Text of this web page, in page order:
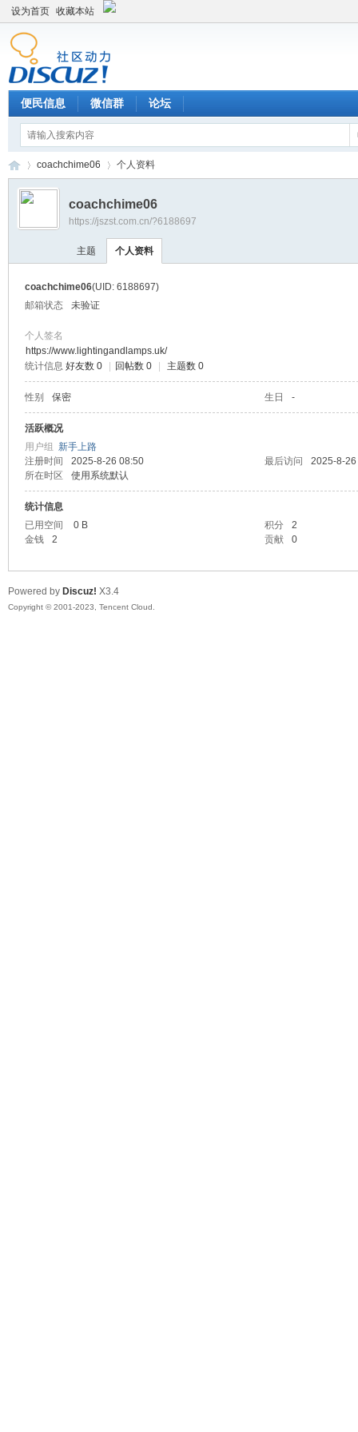
设为首页 收藏本站
便民信息 微信群 论坛
›
coachchime06 个人资料
coachchime06
https://jszst.com.cn/?6188697
主题 个人资料
coachchime06(UID: 6188697)
邮箱状态
未验证
个人签名
https://www.lightingandlamps.uk/
统计信息 好友数 0 回帖数 0 主题数 0
性别 保密 生日 -
活跃概况
用户组 新手上路
注册时间
2025-8-26 08:50 最后访问
2025-8-
所在时区
使用系统默认
统计信息
已用空间
0 B 积分
2
金钱
2 贡献 0
Powered by Discuz! X3.4
Copyright © 2001-2023, Tencent Cloud.